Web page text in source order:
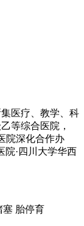
医疗、教学、科
等综合医院，
院深化合作办
院·四川大学华西
塞 胎停育